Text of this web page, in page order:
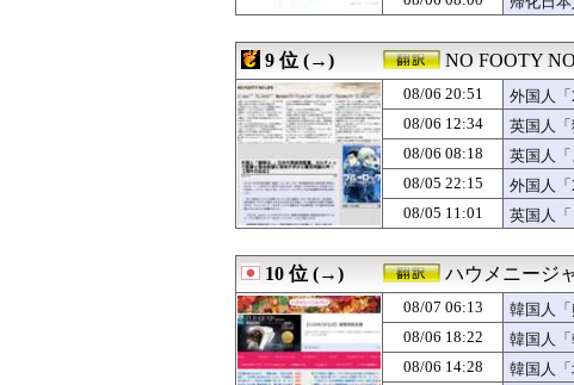
08/06 12:26
日本の研究者が明ら
08/06 12:06
海外「お前らにとって
08/06 12:05
韓国人「韓国で行わ
08/06 12:00
#韓国質問サイト 『
08/06 12:00
海外「東大の教授が
08/06 12:00
海外「医者だけど、
08/06 12:00
【海外の反応】舛添
08/06 11:33
海外「賠償しろ」東
08/06 11:30
日本のX民が「被災し
08/06 11:23
韓国人「熊本地震の
08/06 11:12
韓国の若者が就職難で
08/06 11:02
『アニメ海外の反応
08/06 10:30
【海外の反応】ジョン
08/06 10:04
広島81回目の原爆の
08/06 09:44
韓国人「韓国が熊本
08/06 09:35
韓国人「青年失業率
9 位 (→) NO FOOTY
08/06 20:51
外国人
08/06 12:34
英国人
弁して
08/06 08:18
英国人
ァンも
08/05 22:15
外国人
の反応】
08/05 11:01 英国人
10 位 (→) ハウメニージ
08/07 06:13
韓国人
08/06 18:22
韓国人
08/06 14:28
韓国人